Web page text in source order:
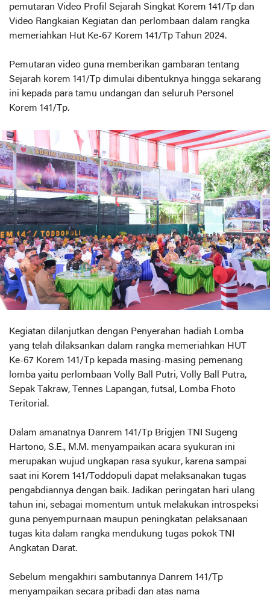
pemutaran Video Profil Sejarah Singkat Korem 141/Tp dan
Video Rangkaian Kegiatan dan perlombaan dalam rangka
memeriahkan Hut Ke-67 Korem 141/Tp Tahun 2024.
Pemutaran video guna memberikan gambaran tentang
Sejarah korem 141/Tp dimulai dibentuknya hingga sekarang
ini kepada para tamu undangan dan seluruh Personel
Korem 141/Tp.
Kegiatan dilanjutkan dengan Penyerahan hadiah Lomba
yang telah dilaksankan dalam rangka memeriahkan HUT
Ke-67 Korem 141/Tp kepada masing-masing pemenang
lomba yaitu perlombaan Volly Ball Putri, Volly Ball Putra,
Sepak Takraw, Tennes Lapangan, futsal, Lomba Fhoto
Teritorial.
Dalam amanatnya Danrem 141/Tp Brigjen TNI Sugeng
Hartono, S.E., M.M. menyampaikan acara syukuran ini
merupakan wujud ungkapan rasa syukur, karena sampai
saat ini Korem 141/Toddopuli dapat melaksanakan tugas
pengabdiannya dengan baik. Jadikan peringatan hari ulang
tahun ini, sebagai momentum untuk melakukan introspeksi
guna penyempurnaan maupun peningkatan pelaksanaan
tugas kita dalam rangka mendukung tugas pokok TNI
Angkatan Darat.
Sebelum mengakhiri sambutannya Danrem 141/Tp
menyampaikan secara pribadi dan atas nama